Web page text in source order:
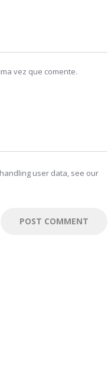
vez que comente.
user data, see our